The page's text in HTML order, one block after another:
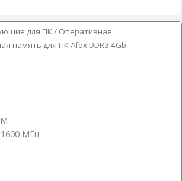
для ПК/ Оперативная
память для ПК Afox DDR3 4Gb
МГц